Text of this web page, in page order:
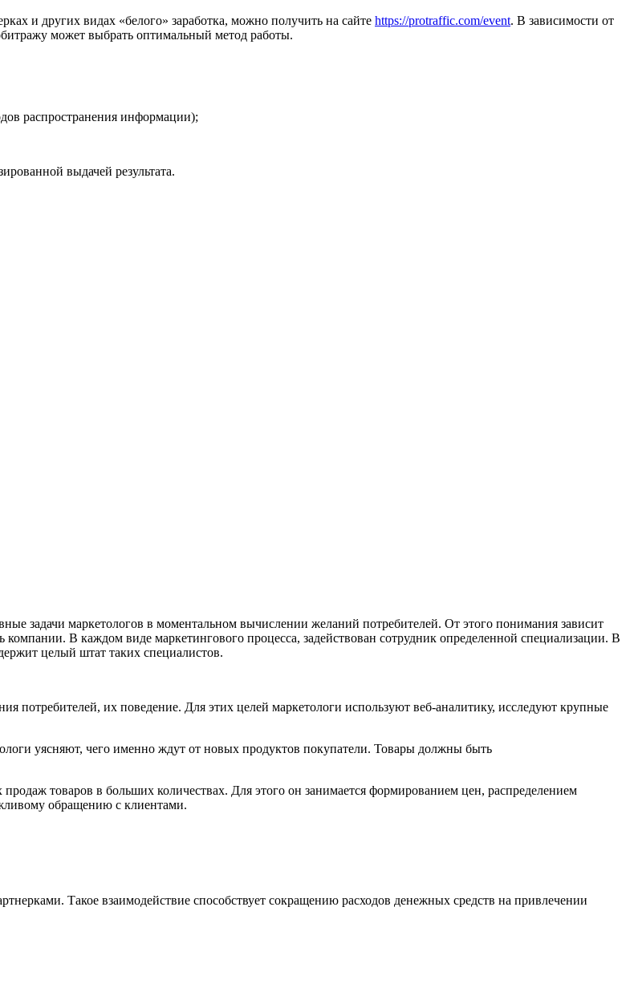
и других видах «белого» заработка, можно получить на сайте https://protraffic.com/event. В зависимости от
может выбрать оптимальный метод работы.
распространения информации);
выдачей результата.
задачи маркетологов в моментальном вычислении желаний потребителей. От этого понимания зависит
В каждом виде маркетингового процесса, задействован сотрудник определенной специализации. В
целый штат таких специалистов.
потребителей, их поведение. Для этих целей маркетологи используют веб-аналитику, исследуют крупные
уясняют, чего именно ждут от новых продуктов покупатели. Товары должны быть
товаров в больших количествах. Для этого он занимается формированием цен, распределением
обращению с клиентами.
Такое взаимодействие способствует сокращению расходов денежных средств на привлечении